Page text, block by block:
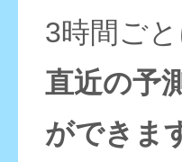
3時間ご
直近の予
ができま